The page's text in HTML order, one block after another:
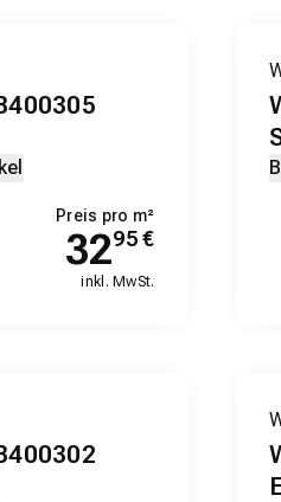
Preis pro m²
3295€
inkl. MwSt.